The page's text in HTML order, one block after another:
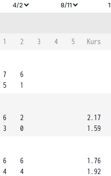
4/2 8/11
1 2 3 4 5
Kurs
7
5
6
1
6
3
2
0
2.17
1.59
6
4
6
4
1.76
1.92